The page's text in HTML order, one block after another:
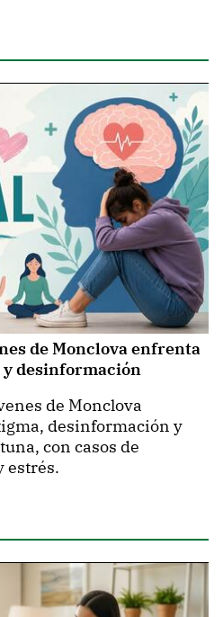
de Monclova enfrenta
desinformación
de Monclova
desinformación y
con casos de
estrés.